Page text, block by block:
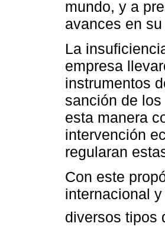
mundo, y a
avances en
La
empresa
instrumentos
sanción de
esta manera
intervención
regularan
Con este
internacional
diversos tipos